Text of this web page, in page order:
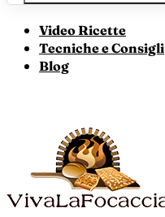
Video Ricette
Tecniche e Consigli
Blog